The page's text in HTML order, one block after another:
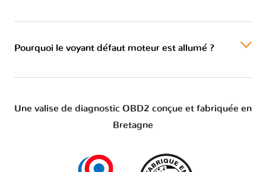
Pourquoi le voyant défaut moteur est allumé ?
Une valise de diagnostic OBD2 conçue et fabriquée en
Bretagne